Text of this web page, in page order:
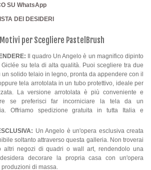
SU WhatsApp
DEI DESIDERI
per Scegliere PastelBrush
Il quadro Un Angelo è un magnifico dipinto
su tela di alta qualità. Puoi scegliere tra due
solido telaio in legno, pronta da appendere con il
tela arrotolata in un tubo protettivo, ideale per
La versione arrotolata è più conveniente e
se preferisci far incorniciare la tela da un
Offriamo spedizione gratuita in tutta Italia e
Un Angelo è un'opera esclusiva creata
soltanto attraverso questa galleria. Non troverai
altri negozi di quadri o wall art, rendendolo una
decorare la propria casa con un'opera
di massa.